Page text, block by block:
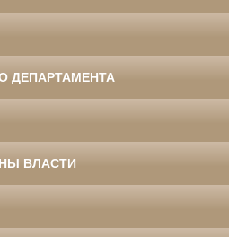
ДЕПАРТАМЕНТА
ВЛАСТИ